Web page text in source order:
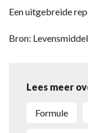
Een uitgebreide
Bron:
Lees meer
Formule